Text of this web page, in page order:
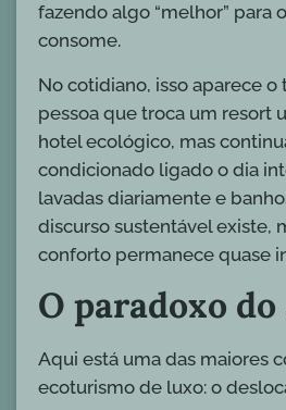
fazendo algo “melhor” para
consome.
No cotidiano, isso aparece o
pessoa que troca um resort
hotel ecológico, mas
condicionado ligado o dia
lavadas diariamente e
discurso sustentável existe,
conforto permanece quase
O paradoxo do
Aqui está uma das maiores
ecoturismo de luxo: o